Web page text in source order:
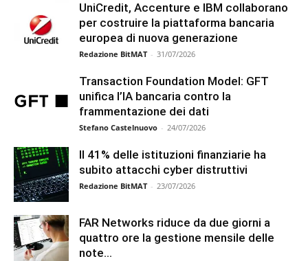
UniCredit, Accenture e IBM collaborano
per costruire la piattaforma bancaria
europea di nuova generazione
Redazione BitMAT - 31/07/2026
Transaction Foundation Model: GFT
unifica l’IA bancaria contro la
frammentazione dei dati
Stefano Castelnuovo - 24/07/2026
Il 41% delle istituzioni finanziarie ha
subito attacchi cyber distruttivi
Redazione BitMAT - 23/07/2026
FAR Networks riduce da due giorni a
quattro ore la gestione mensile delle
note...